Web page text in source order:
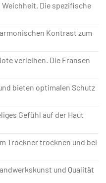
Die spezifische
Kontrast zum
verleihen. Die Fransen
bieten optimalen Schutz
Gefühl auf der Haut
Trockner trocknen und bei
und Qualität